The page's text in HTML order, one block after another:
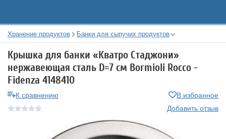
Хранение продуктов Банки для сыпучих продуктов
Крышка для банки «Кватро Стаджони»
нержавеющая сталь D=7 см Bormioli Rocco -
Fidenza 4148410
К сравнению
В избранное
Добавить отзыв